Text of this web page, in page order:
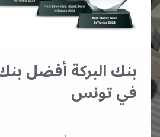
بنك البركة أفضل
في تونس